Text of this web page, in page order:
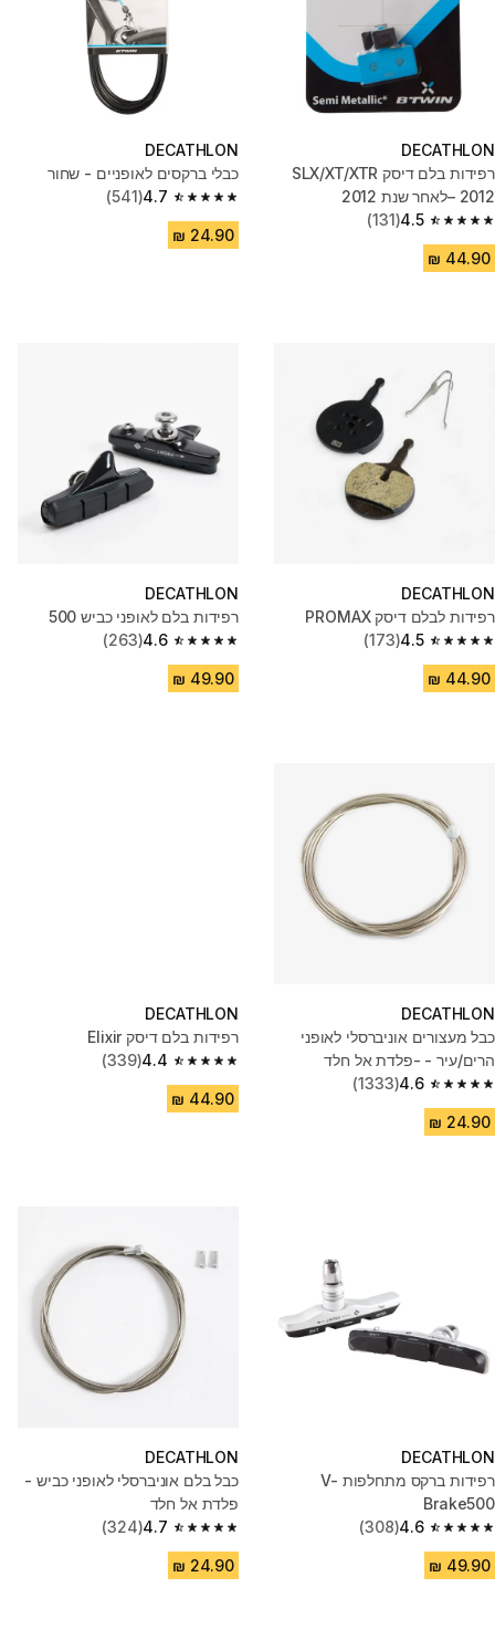
DECATHLON
רפידות בלם דיסק SLX/XT/XTR
2012 –לאחר שנת 2012
4.5
4.5 out of 5 stars from 131 reviews
(131)
DECATHLON
כבלי ברקסים לאופניים - שחור
4.7
4.7 out of 5 stars from 541 reviews
(541)
DECATHLON
רפידות לבלם דיסק PROMAX
4.5
4.5 out of 5 stars from 173 reviews
(173)
DECATHLON
רפידות בלם לאופני כביש 500
4.6
4.6 out of 5 stars from 263 reviews
(263)
DECATHLON
כבל מעצורים אוניברסלי לאופני
הרים/עיר - -פלדת אל חלד
4.6
4.6 out of 5 stars from 1333 reviews
(1333)
DECATHLON
רפידות בלם דיסק Elixir
4.4
4.4 out of 5 stars from 339 reviews
(339)
DECATHLON
רפידות ברקס מתחלפות V-
Brake500
4.6
4.6 out of 5 stars from 308 reviews
(308)
DECATHLON
כבל בלם אוניברסלי לאופני כביש -
פלדת אל חלד
4.7
4.7 out of 5 stars from 324 reviews
(324)